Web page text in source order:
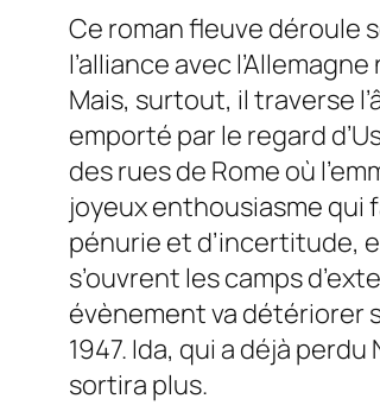
Ce roman fleuve déroule
l’alliance avec
Mais, surtout, il traverse
emporté par le regard
des rues de Rome où
joyeux enthousiasme qui
pénurie et d’incertitude,
s’ouvrent les camps
évènement va détériorer
1947. Ida, qui a déjà
sortira plus.